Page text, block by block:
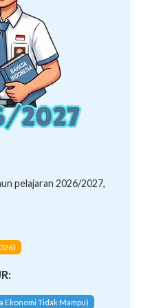
pelajaran 2026/2027,
Ekonomi Tidak Mampu)